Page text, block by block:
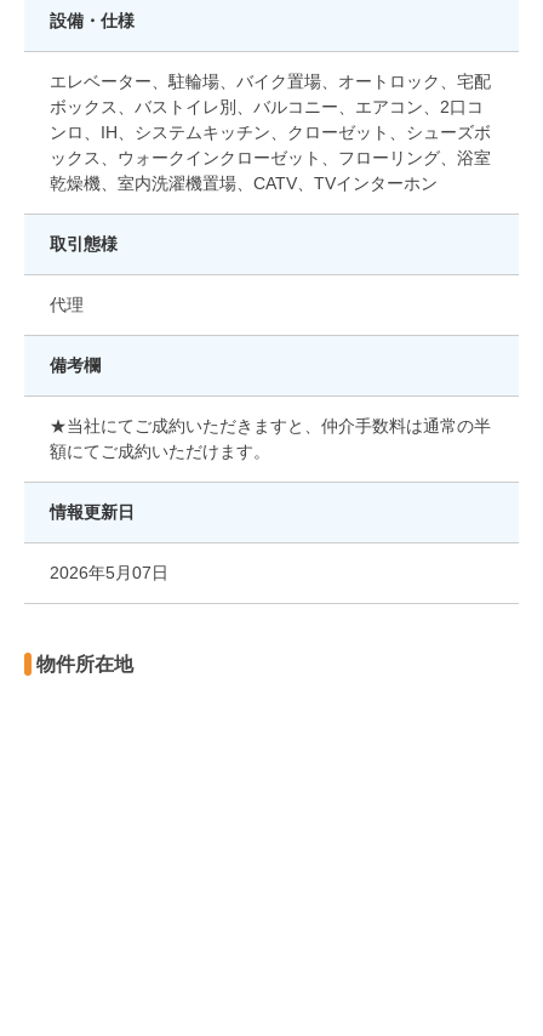
設備・仕様
エレベーター、駐輪場、バイク置場、オートロック、宅配
ボックス、バストイレ別、バルコニー、エアコン、2口コ
ンロ、IH、システムキッチン、クローゼット、シューズボ
ックス、ウォークインクローゼット、フローリング、浴室
乾燥機、室内洗濯機置場、CATV、TVインターホン
取引態様
代理
備考欄
★当社にてご成約いただきますと、仲介手数料は通常の半
額にてご成約いただけます。
情報更新日
2026年5月07日
物件所在地